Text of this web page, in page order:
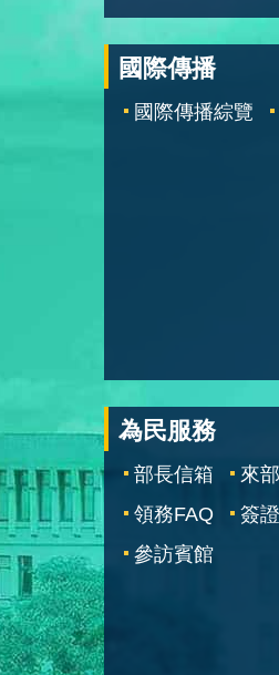
國際傳播
國際傳播綜覽
為民服務
部長信箱 來
領務FAQ
簽
參訪賓館